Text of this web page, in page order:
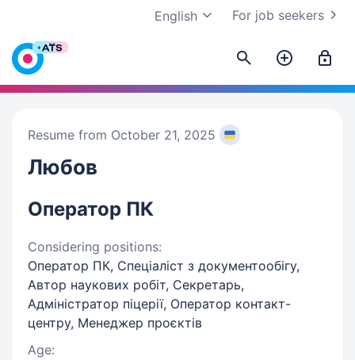
For job seekers
English
Resume from October 21, 2025
Любов
Оператор ПК
Considering positions:
Оператор ПК, Спеціаліст з документообігу,
Автор наукових робіт, Секретарь,
Адміністратор піцерії, Оператор контакт-
центру, Менеджер проєктів
Age: